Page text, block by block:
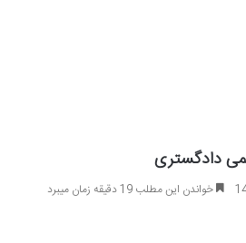
دادگستری
خواندن این مطلب 19 دقیقه زمان میبرد